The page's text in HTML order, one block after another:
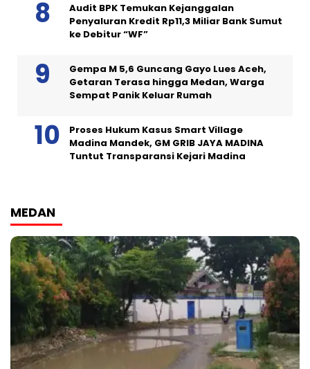
Audit BPK Temukan Kejanggalan
Penyaluran Kredit Rp11,3 Miliar Bank Sumut
ke Debitur “WF”
Gempa M 5,6 Guncang Gayo Lues Aceh,
Getaran Terasa hingga Medan, Warga
Sempat Panik Keluar Rumah
Proses Hukum Kasus Smart Village
Madina Mandek, GM GRIB JAYA MADINA
Tuntut Transparansi Kejari Madina
MEDAN